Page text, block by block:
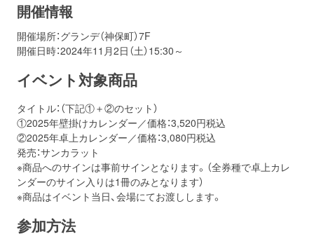
開催情報
開催場所：グランデ（神保町）7F
開催日時：2024年11月2日（土）15:30～
イベント対象商品
タイトル：（下記①＋②のセット）
①2025年壁掛けカレンダー／価格：3,520円税込
②2025年卓上カレンダー／価格：3,080円税込
発売：サンカラット
※商品へのサインは事前サインとなります。（全券種で卓上カレ
ンダーのサイン入りは1冊のみとなります）
※商品はイベント当日、会場にてお渡しします。
参加方法
お問い合わせ